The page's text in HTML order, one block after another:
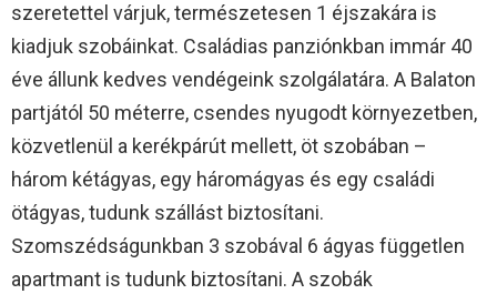
szeretettel várjuk, természetesen 1 éjszakára is
kiadjuk szobáinkat. Családias panziónkban immár 40
éve állunk kedves vendégeink szolgálatára. A Balaton
partjától 50 méterre, csendes nyugodt környezetben,
közvetlenül a kerékpárút mellett, öt szobában –
három kétágyas, egy háromágyas és egy családi
ötágyas, tudunk szállást biztosítani.
Szomszédságunkban 3 szobával 6 ágyas független
apartmant is tudunk biztosítani. A szobák